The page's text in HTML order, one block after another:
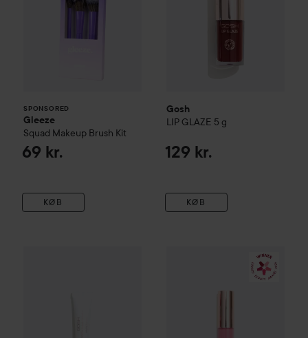
SPONSORED
Gleeze
Squad Makeup Brush Kit
69 kr.
KØB
Gosh
LIP GLAZE 5 g
129 kr.
KØB
Vejledende pris 119 kr.
Peptide Lip Gloss